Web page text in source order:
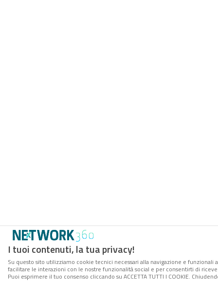
I tuoi contenuti, la tua privacy!
Su questo sito utilizziamo cookie tecnici necessari alla navigazione e
facilitare le interazioni con le nostre funzionalità social e per consentirti di
Puoi esprimere il tuo consenso cliccando su ACCETTA TUTTI I COOKIE.